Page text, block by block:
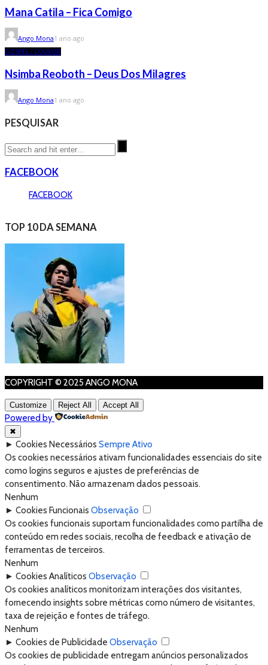
Mana Catila – Fica Comigo
Ango Mona1 ano ago
GOSPEL / LOUVOR
Nsimba Reoboth – Deus Dos Milagres
Ango Mona1 ano ago
PESQUISAR
FACEBOOK
FACEBOOK
TOP 10 DA SEMANA
COPYRIGHT © 2025 ANGO MONA
Customize Reject All Accept All
Powered by
✖
► Cookies Necessários Sempre Ativo
Os cookies necessários ativam funcionalidades essenciais do site
como logins seguros e ajustes de preferências de
consentimento. Não armazenam dados pessoais.
Nenhum
► Cookies Funcionais Observação
Os cookies funcionais suportam funcionalidades como partilha de
conteúdo em redes sociais, recolha de feedback e ativação de
ferramentas de terceiros.
Nenhum
► Cookies Analíticos Observação
Os cookies analíticos monitorizam interações dos visitantes,
fornecendo insights sobre métricas como número de visitantes,
taxa de rejeição e fontes de tráfego.
Nenhum
► Cookies de Publicidade Observação
Os cookies de publicidade entregam anúncios personalizados